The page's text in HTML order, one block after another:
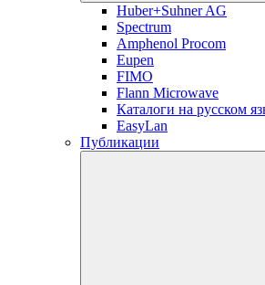
Huber+Suhner AG
Spectrum
Amphenol Procom
Eupen
FIMO
Flann Microwave
Каталоги на русском
EasyLan
Публикации